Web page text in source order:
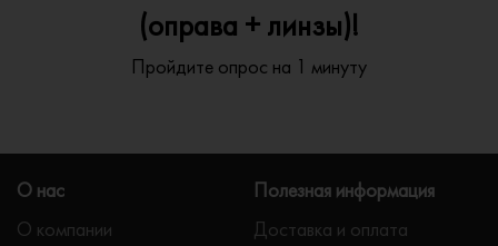
(оправа + линзы)!
Пройдите опрос на 1 минуту
О нас
О компании
Полезная информация
Доставка и оплата